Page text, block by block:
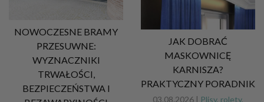
NOWOCZESNE BRAMY
PRZESUWNE:
WYZNACZNIKI
TRWAŁOŚCI,
BEZPIECZEŃSTWA I
JAK DOBRAĆ
MASKOWNICĘ
KARNISZA?
PRAKTYCZNY PORADNIK
03.08.2026 | Plisy, rolety,